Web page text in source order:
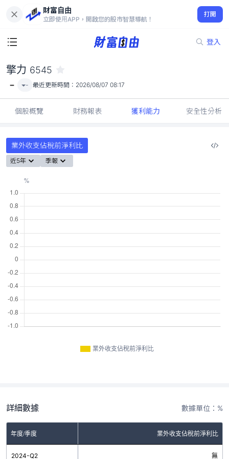
財富自由
立即使用APP，開啟您的股市智慧導航！
打開
登入
-
擎力 6545
- - 最近更新時間： 2026/08/07 08:17
個股概覽 財務報表 獲利能力 安全性分析
業外收支佔稅前淨利比
近5年 季報
業外收支佔稅前淨利比
詳細數據 數據單位：%
年度/季度 業外收支佔稅前淨利比
2024-Q2 無